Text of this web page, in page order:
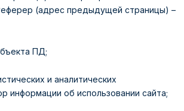
(адрес предыдущей страницы) –
ПД;
и аналитических
информации об использовании сайта;